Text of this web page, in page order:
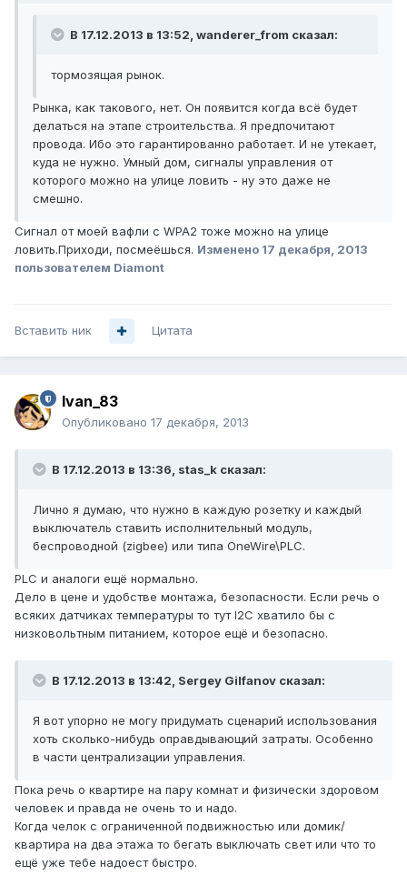
В 17.12.2013 в 13:52, wanderer_from сказал:
тормозящая рынок.
Рынка, как такового, нет. Он появится когда всё будет
делаться на этапе строительства. Я предпочитают
провода. Ибо это гарантированно работает. И не утекает,
куда не нужно. Умный дом, сигналы управления от
которого можно на улице ловить - ну это даже не
смешно.
Сигнал от моей вафли с WPA2 тоже можно на улице
ловить.Приходи, посмеёшься. Изменено 17 декабря, 2013
пользователем Diamont
Вставить ник Цитата
Ivan_83
Опубликовано 17 декабря, 2013
В 17.12.2013 в 13:36, stas_k сказал:
Лично я думаю, что нужно в каждую розетку и каждый
выключатель ставить исполнительный модуль,
беспроводной (zigbee) или типа OneWire\PLC.
PLC и аналоги ещё нормально.
Дело в цене и удобстве монтажа, безопасности. Если речь о
всяких датчиках температуры то тут I2C хватило бы с
низковольтным питанием, которое ещё и безопасно.
В 17.12.2013 в 13:42, Sergey Gilfanov сказал:
Я вот упорно не могу придумать сценарий использования
хоть сколько-нибудь оправдывающий затраты. Особенно
в части централизации управления.
Пока речь о квартире на пару комнат и физически здоровом
человек и правда не очень то и надо.
Когда челок с ограниченной подвижностью или домик/
квартира на два этажа то бегать выключать свет или что то
ещё уже тебе надоест быстро.